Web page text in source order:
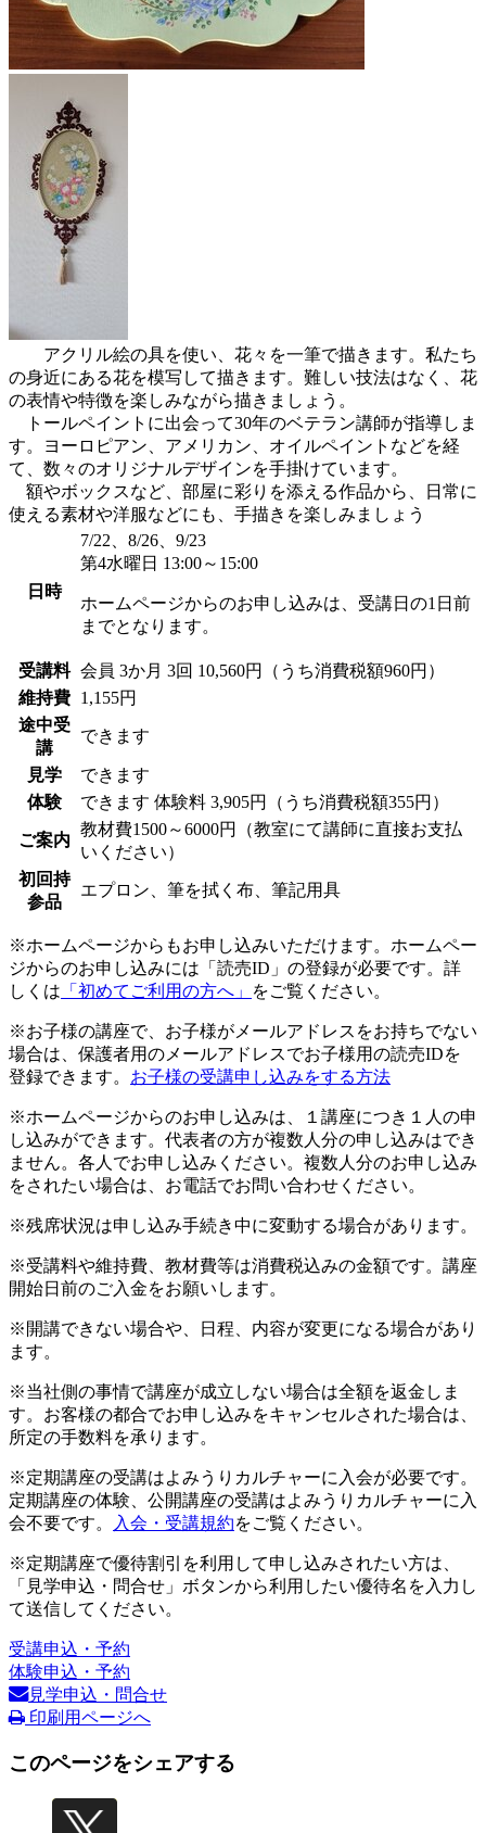
アクリル絵の具を使い、花々を一筆で描きます。私たち
の身近にある花を模写して描きます。難しい技法はなく、花
の表情や特徴を楽しみながら描きましょう。
トールペイントに出会って30年のベテラン講師が指導しま
す。ヨーロピアン、アメリカン、オイルペイントなどを経
て、数々のオリジナルデザインを手掛けています。
額やボックスなど、部屋に彩りを添える作品から、日常に
使える素材や洋服などにも、手描きを楽しみましょう
日時
7/22、8/26、9/23
第4水曜日 13:00～15:00
ホームページからのお申し込みは、受講日の1日前
までとなります。
受講料 会員 3か月 3回 10,560円（うち消費税額960円）
維持費
1,155円
途中受
講
できます
見学
できます
体験
できます 体験料 3,905円（うち消費税額355円）
ご案内
教材費1500～6000円（教室にて講師に直接お支払
いください）
初回持
参品
エプロン、筆を拭く布、筆記用具
※ホームページからもお申し込みいただけます。ホームペー
ジからのお申し込みには「読売ID」の登録が必要です。詳
しくは 「初めてご利用の方へ」 をご覧ください。
※お子様の講座で、お子様がメールアドレスをお持ちでない
場合は、保護者用のメールアドレスでお子様用の読売IDを
登録できます。 お子様の受講申し込みをする方法
※ホームページからのお申し込みは、１講座につき１人の申
し込みができます。代表者の方が複数人分の申し込みはでき
ません。各人でお申し込みください。複数人分のお申し込み
をされたい場合は、お電話でお問い合わせください。
※残席状況は申し込み手続き中に変動する場合があります。
※受講料や維持費、教材費等は消費税込みの金額です。講座
開始日前のご入金をお願いします。
※開講できない場合や、日程、内容が変更になる場合があり
ます。
※当社側の事情で講座が成立しない場合は全額を返金しま
す。お客様の都合でお申し込みをキャンセルされた場合は、
所定の手数料を承ります。
※定期講座の受講はよみうりカルチャーに入会が必要です。
定期講座の体験、公開講座の受講はよみうりカルチャーに入
会不要です。
入会・受講規約をご覧ください。
※定期講座で優待割引を利用して申し込みされたい方は、
「見学申込・問合せ」ボタンから利用したい優待名を入力し
て送信してください。
受講申込・予約
体験申込・予約
見学申込・問合せ
印刷用ページへ
このページをシェアする